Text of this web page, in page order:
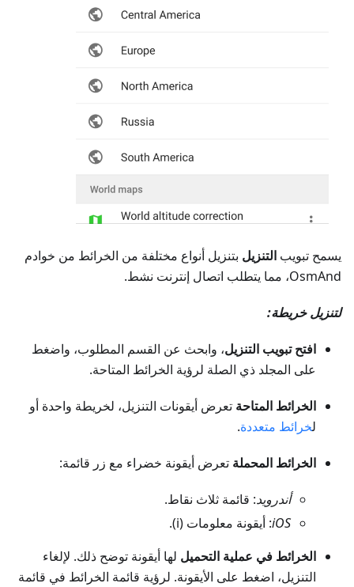
يسمح تبويب التنزيل بتنزيل أنواع مختلفة من الخرائط من خوادم
OsmAnd، مما يتطلب اتصال إنترنت نشط.
لتنزيل خريطة:
افتح تبويب التنزيل، وابحث عن القسم المطلوب، واضغط
على المجلد ذي الصلة لرؤية الخرائط المتاحة.
الخرائط المتاحة تعرض أيقونات التنزيل، لخريطة واحدة أو
لخرائط متعددة.
الخرائط المحملة تعرض أيقونة خضراء مع زر قائمة:
أندرويد: قائمة ثلاث نقاط.
iOS: أيقونة معلومات (i).
الخرائط في عملية التحميل لها أيقونة توضح ذلك. لإلغاء
التنزيل، اضغط على الأيقونة. لرؤية قائمة الخرائط في قائمة